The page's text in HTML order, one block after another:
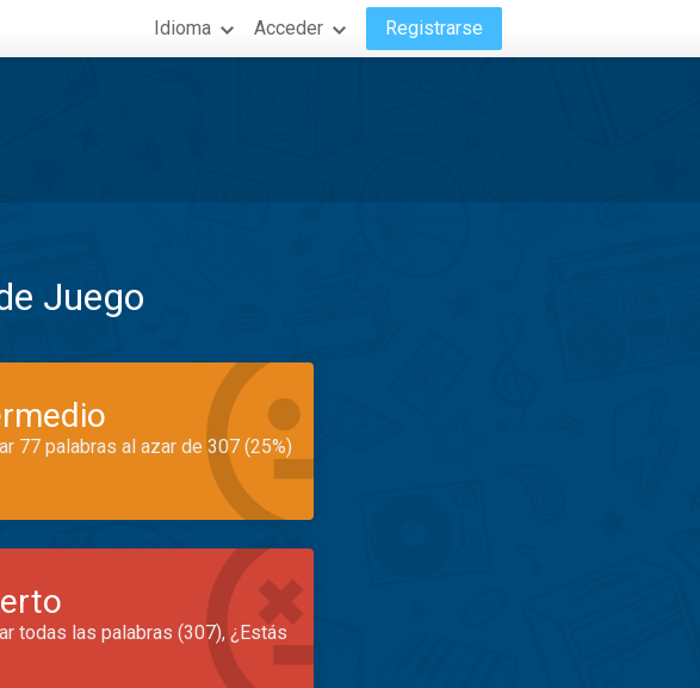
Idioma Acceder Registrarse
Juego
77 palabras al azar de 307 (25%)
todas las palabras (307), ¿Estás